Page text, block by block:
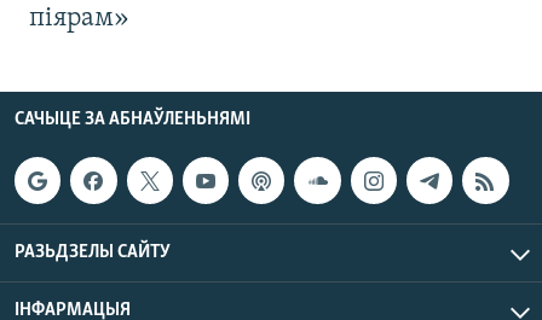
піярам»
САЧЫЦЕ ЗА АБНАЎЛЕНЬНЯМІ
РАЗЬДЗЕЛЫ САЙТУ
ІНФАРМАЦЫЯ